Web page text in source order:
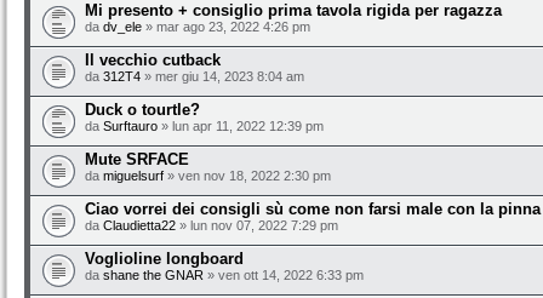
Mi presento + consiglio prima tavola rigida per ragazza
da dv_ele » mar ago 23, 2022 4:26 pm
Il vecchio cutback
da 312T4 » mer giu 14, 2023 8:04 am
Duck o tourtle?
da Surftauro » lun apr 11, 2022 12:39 pm
Mute SRFACE
da miguelsurf » ven nov 18, 2022 2:30 pm
Ciao vorrei dei consigli sù come non farsi male con la pinna
da Claudietta22 » lun nov 07, 2022 7:29 pm
Voglioline longboard
da shane the GNAR » ven ott 14, 2022 6:33 pm